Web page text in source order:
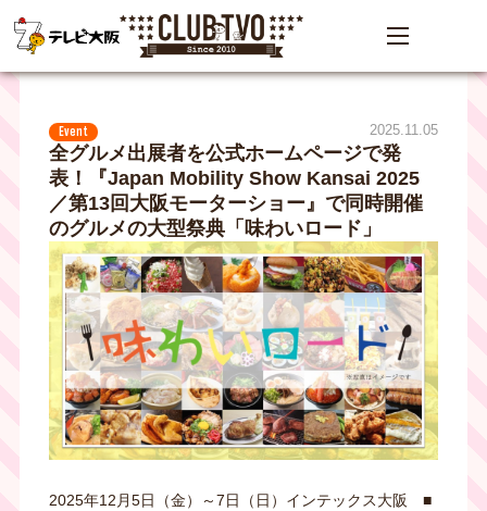
Event 2025.11.05
全グルメ出展者を公式ホームページで発
表！『Japan Mobility Show Kansai 2025
／第13回大阪モーターショー』で同時開催
のグルメの大型祭典「味わいロード」
2025年12月5日（金）～7日（日）インテックス大阪 ■